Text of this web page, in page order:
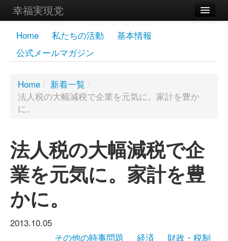
幸福実現党
メンバーズページ
党員
お問い合わせ
Home 私たちの活動
基本情報
公式メールマガジン
Home / 新着一覧 /
法人税の大幅減税で企業を元気に。家計を豊か
に。
法人税の大幅減税で企
業を元気に。家計を豊
かに。
2013.10.05
その他の時事問題
経済 財政・税制